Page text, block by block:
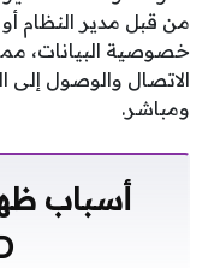
من قبل مدير النظام
خصوصية البيانات،
الاتصال والوصول
ومباشر.